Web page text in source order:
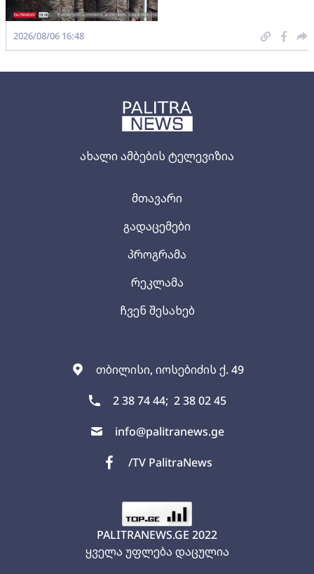
ახალი ამბების ტელევიზია
თბილისი, იოსებიძის ქ. 49
2 38 74 44; 2 38 02 45
info@palitranews.ge
/TV PalitraNews
მთავარი
გადაცემები
პროგრამა
რეკლამა
ჩვენ შესახებ
PALITRANEWS.GE 2022
ყველა უფლება დაცულია
2026/08/06 16:48